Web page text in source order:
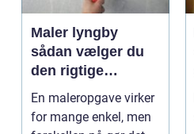
Maler lyngby
sådan vælger du
den rigtige
fagmand
En maleropgave virker
for mange enkel, men